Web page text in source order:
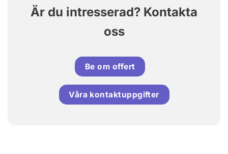
Är du intresserad? Kontakta
oss
Be om offert
Våra kontaktuppgifter